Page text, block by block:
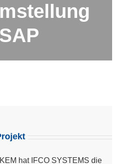
hat IFCO SYSTEMS die